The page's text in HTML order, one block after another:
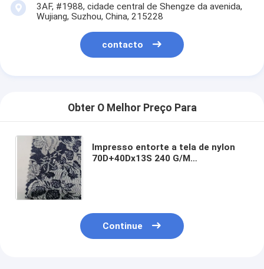
3AF, #1988, cidade central de Shengze da avenida,
Wujiang, Suzhou, China, 215228
contacto
Obter O Melhor Preço Para
Impresso entorte a tela de nylon
70D+40Dx13S 240 G/M
Continue